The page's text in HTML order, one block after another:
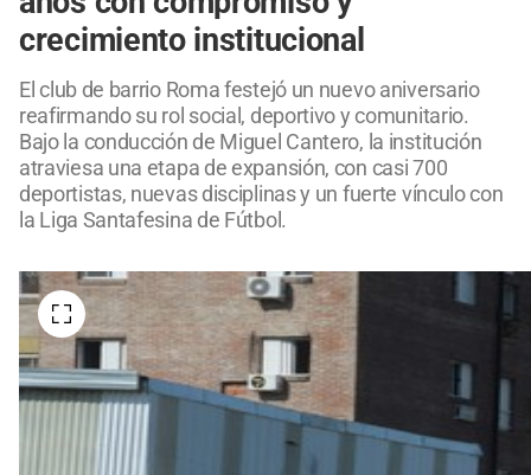
crecimiento institucional
El club de barrio Roma festejó un nuevo aniversario
reafirmando su rol social, deportivo y comunitario.
Bajo la conducción de Miguel Cantero, la institución
atraviesa una etapa de expansión, con casi 700
deportistas, nuevas disciplinas y un fuerte vínculo con
la Liga Santafesina de Fútbol.